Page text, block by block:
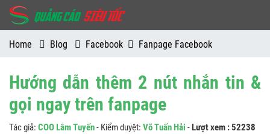
Home Blog Facebook Fanpage Facebook
Hướng dẫn thêm 2 nút nhắn tin &
gọi ngay trên fanpage
Tác giả: COO Lâm Tuyến- Kiểm duyệt: Võ Tuấn Hải -Lượt xem : 52238